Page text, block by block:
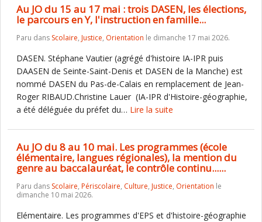
Au JO du 15 au 17 mai : trois DASEN, les élections,
le parcours en Y, l'instruction en famille...
Paru dans Scolaire, Justice, Orientation le dimanche 17 mai 2026.
DASEN. Stéphane Vautier (agrégé d'histoire IA-IPR puis
DAASEN de Seinte-Saint-Denis et DASEN de la Manche) est
nommé DASEN du Pas-de-Calais en remplacement de Jean-
Roger RIBAUD.Christine Lauer (IA-IPR d'Histoire-géographie,
a été déléguée du préfet du… Lire la suite
Au JO du 8 au 10 mai. Les programmes (école
élémentaire, langues régionales), la mention du
genre au baccalauréat, le contrôle continu......
Paru dans Scolaire, Périscolaire, Culture, Justice, Orientation le
dimanche 10 mai 2026.
Elémentaire. Les programmes d'EPS et d'histoire-géographie